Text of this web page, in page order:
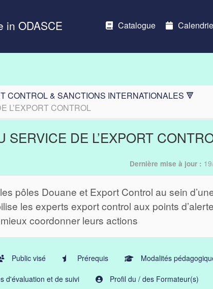
in ODASCE Catalogue
CONTROL & SANCTIONS INTERNATIONALES 🔻
L’EXPORT CONTROL
SERVICE DE L’EXPORT
Dernière mise à jour :
pôles Douane et Export Control au sein
les experts export control aux points d’alerte
coordonner leurs actions
Public visé Prérequis Modalités
d'évaluation et de suivi Profil du / des Formateur(s)